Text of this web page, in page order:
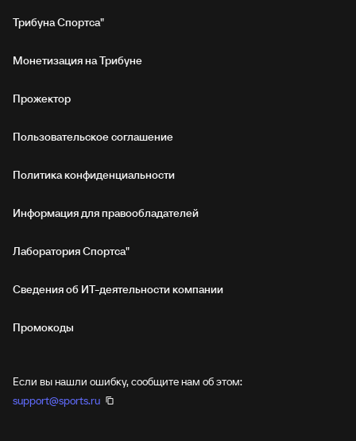
Трибуна Спортса"
Монетизация на Трибуне
Прожектор
Пользовательское соглашение
Политика конфиденциальности
Информация для правообладателей
Лаборатория Спортса"
Сведения об ИТ‑деятельности компании
Промокоды
Если вы нашли ошибку, сообщите нам об этом:
support@sports.ru